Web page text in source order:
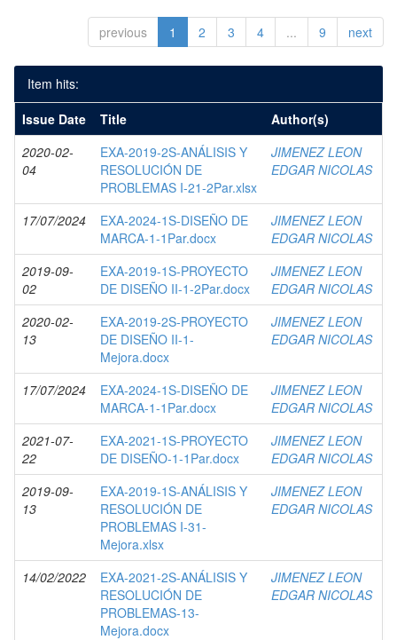
previous 1 2 3 4 ... 9 next
Item hits:
Issue Date
Title
Author(s)
2020-02-
04
EXA-2019-2S-ANÁLISIS Y
RESOLUCIÓN DE
PROBLEMAS I-21-2Par.xlsx
JIMENEZ LEON
EDGAR NICOLAS
17/07/2024
EXA-2024-1S-DISEÑO DE
MARCA-1-1Par.docx
JIMENEZ LEON
EDGAR NICOLAS
2019-09-
02
EXA-2019-1S-PROYECTO
DE DISEÑO II-1-2Par.docx
JIMENEZ LEON
EDGAR NICOLAS
2020-02-
13
EXA-2019-2S-PROYECTO
DE DISEÑO II-1-
Mejora.docx
JIMENEZ LEON
EDGAR NICOLAS
17/07/2024
EXA-2024-1S-DISEÑO DE
MARCA-1-1Par.docx
JIMENEZ LEON
EDGAR NICOLAS
2021-07-
22
EXA-2021-1S-PROYECTO
DE DISEÑO-1-1Par.docx
JIMENEZ LEON
EDGAR NICOLAS
2019-09-
13
EXA-2019-1S-ANÁLISIS Y
RESOLUCIÓN DE
PROBLEMAS I-31-
Mejora.xlsx
JIMENEZ LEON
EDGAR NICOLAS
14/02/2022
EXA-2021-2S-ANÁLISIS Y
RESOLUCIÓN DE
PROBLEMAS-13-
Mejora.docx
JIMENEZ LEON
EDGAR NICOLAS